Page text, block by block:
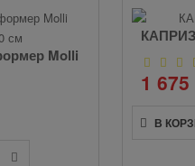
Molli
1 675
В